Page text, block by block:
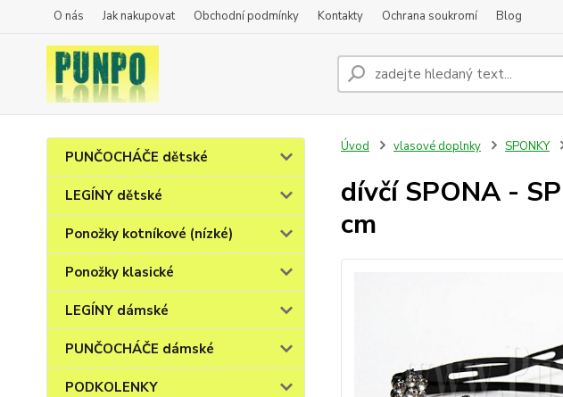
O nás Jak nakupovat Obchodní podmínky Kontakty Ochrana soukromí Blog
PUNČOCHÁČE dětské
LEGÍNY dětské
Ponožky kotníkové (nízké)
Ponožky klasické
LEGÍNY dámské
PUNČOCHÁČE dámské
PODKOLENKY
Úvod vlasové doplnky SPONKY
dívčí SPONA -
cm